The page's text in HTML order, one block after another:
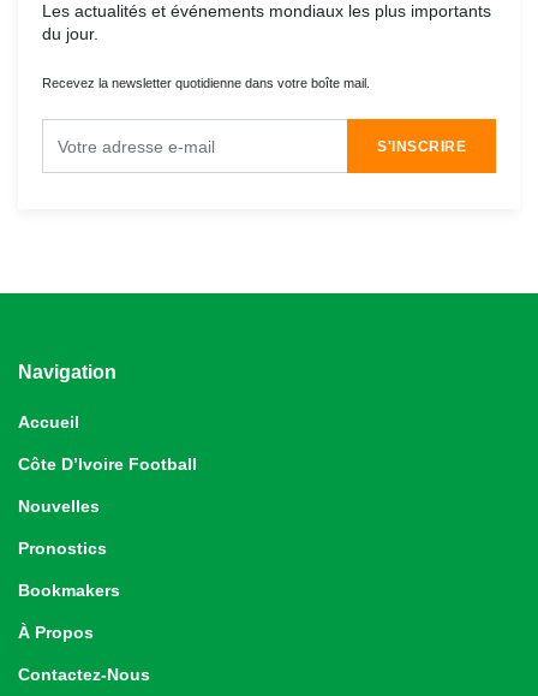
Les actualités et événements mondiaux les plus importants
du jour.
Recevez la newsletter quotidienne dans votre boîte mail.
S'INSCRIRE
Navigation
Accueil
Côte D’Ivoire Football
Nouvelles
Pronostics
Bookmakers
À Propos
Contactez-Nous